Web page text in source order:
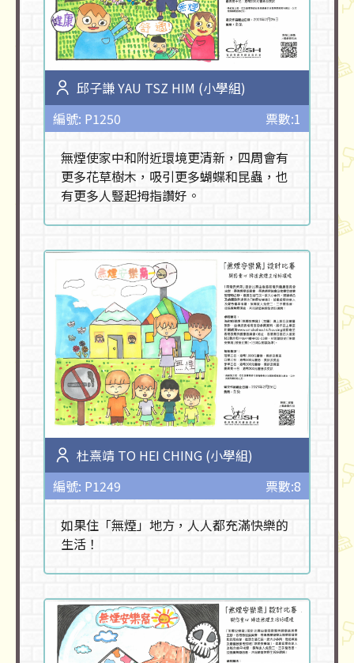
邱子謙 YAU TSZ HIM (小學組)
編號: P1250
票數:1
無煙使家中和附近環境更清新，四周會有
更多花草樹木，吸引更多蝴蝶和昆蟲，也
有更多人豎起拇指讚好。
杜熹靖 TO HEI CHING (小學組)
編號: P1249
票數:8
如果住「無煙」地方，人人都充滿快樂的
生活！